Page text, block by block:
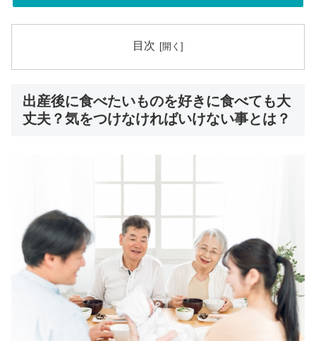
目次
出産後に食べたいものを好きに食べても大
丈夫？気をつけなければいけない事とは？